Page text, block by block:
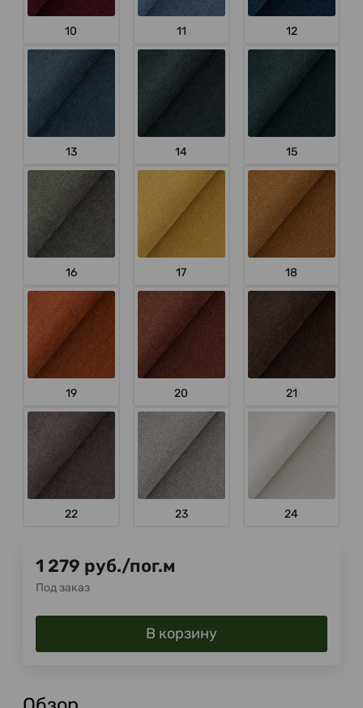
10 11 12
13 14 15
16 17 18
19 20 21
22 23 24
1 279 руб./пог.м
Под заказ
В корзину